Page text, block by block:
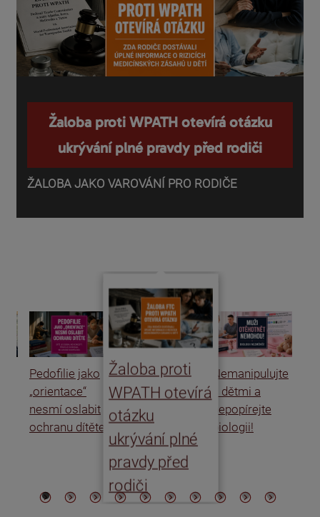
Žaloba proti WPATH otevírá otázku
ukrývání plné pravdy před rodiči
ŽALOBA JAKO VAROVÁNÍ PRO RODIČE
Pedofilie jako
„orientace“
nesmí oslabit
ochranu dítěte
Žaloba proti
WPATH otevírá
otázku
ukrývání plné
pravdy před
rodiči
Nemanipulujte
s dětmi a
nepopírejte
biologii!